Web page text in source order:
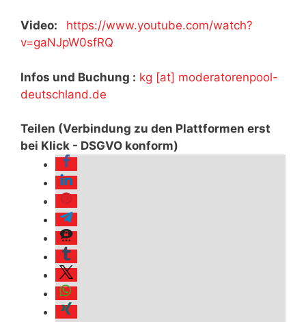
Video:
https://www.youtube.com/watch?
v=gaNJpW0sfRQ
Infos und Buchung : kg [at] moderatorenpool-
deutschland.de
Teilen (Verbindung zu den Plattformen erst
bei Klick - DSGVO konform)